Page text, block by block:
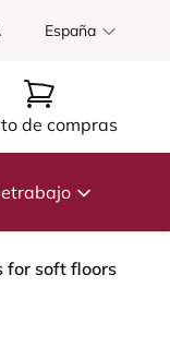
España
de compras
for soft floors